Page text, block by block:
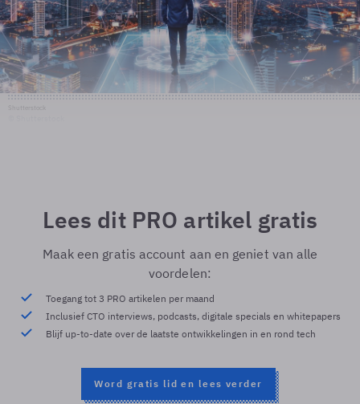
Lees dit PRO artikel gratis
Maak een gratis account aan en geniet van alle
voordelen:
Toegang tot 3 PRO artikelen per maand
Inclusief CTO interviews, podcasts, digitale specials en whitepapers
Blijf up-to-date over de laatste ontwikkelingen in en rond tech
Word gratis lid en lees verder